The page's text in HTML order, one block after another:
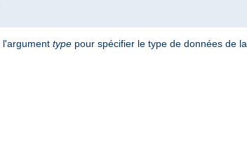
l'argument type pour spécifier le type de données de